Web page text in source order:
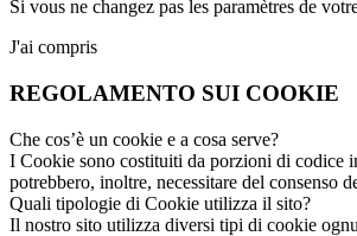
Si vous ne changez pas les paramètres de
J'ai compris
REGOLAMENTO SUI COOKIE
Che cos’è un cookie e a cosa serve?
I Cookie sono costituiti da porzioni di codice
potrebbero, inoltre, necessitare del consenso
Quali tipologie di Cookie utilizza il sito?
Il nostro sito utilizza diversi tipi di cookie